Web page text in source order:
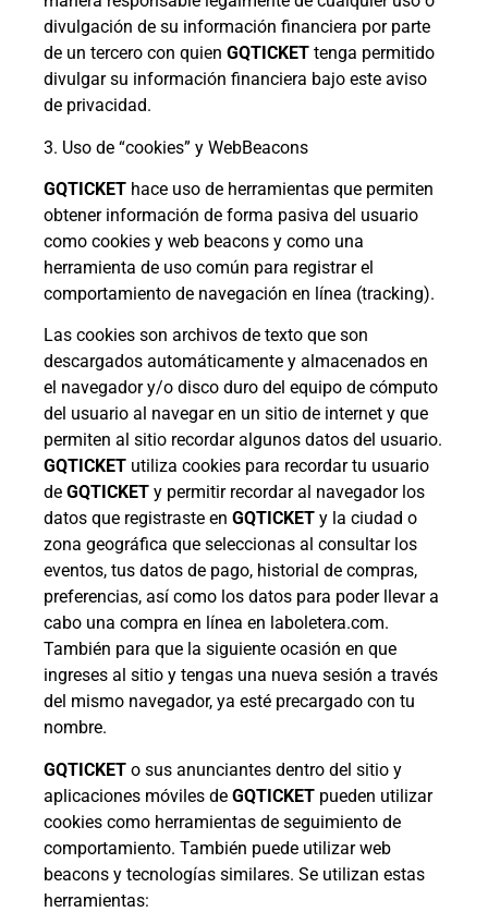
divulgación de su información financiera por parte
de un tercero con quien GQTICKET tenga permitido
divulgar su información financiera bajo este aviso
de privacidad.
3. Uso de “cookies” y WebBeacons
GQTICKET hace uso de herramientas que permiten
obtener información de forma pasiva del usuario
como cookies y web beacons y como una
herramienta de uso común para registrar el
comportamiento de navegación en línea (tracking).
Las cookies son archivos de texto que son
descargados automáticamente y almacenados en
el navegador y/o disco duro del equipo de cómputo
del usuario al navegar en un sitio de internet y que
permiten al sitio recordar algunos datos del usuario.
GQTICKET utiliza cookies para recordar tu usuario
de GQTICKET y permitir recordar al navegador los
datos que registraste en GQTICKET y la ciudad o
zona geográfica que seleccionas al consultar los
eventos, tus datos de pago, historial de compras,
preferencias, así como los datos para poder llevar a
cabo una compra en línea en laboletera.com.
También para que la siguiente ocasión en que
ingreses al sitio y tengas una nueva sesión a través
del mismo navegador, ya esté precargado con tu
nombre.
GQTICKET o sus anunciantes dentro del sitio y
aplicaciones móviles de GQTICKET pueden utilizar
cookies como herramientas de seguimiento de
comportamiento. También puede utilizar web
beacons y tecnologías similares. Se utilizan estas
herramientas: